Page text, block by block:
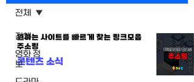
전체
영화 정
보
전체
원하는 사이트를 빠르게 찾는 링크모음
주소링
콘텐츠 소식